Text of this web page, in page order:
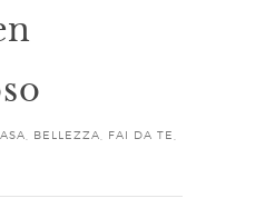
BELLEZZA FAI DA TE